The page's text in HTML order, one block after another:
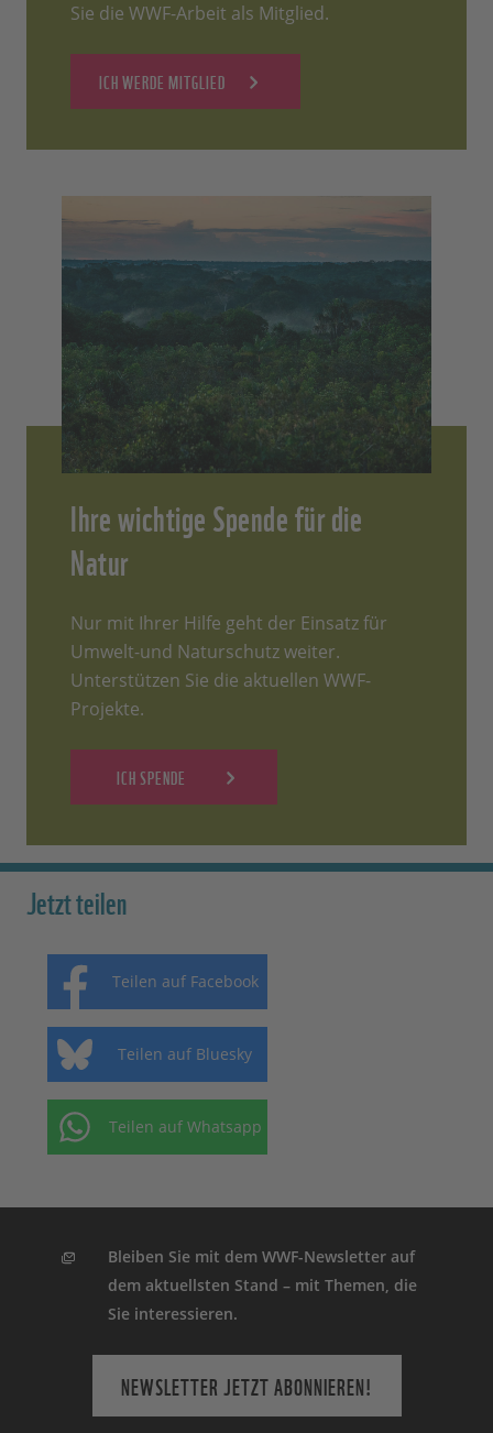
Sie die WWF-Arbeit als Mitglied.
ICH WERDE MITGLIED
Ihre wichtige Spende für die
Natur
Nur mit Ihrer Hilfe geht der Einsatz für
Umwelt-und Naturschutz weiter.
Unterstützen Sie die aktuellen WWF-
Projekte.
ICH SPENDE
Jetzt teilen
Teilen auf Facebook
Teilen auf Bluesky
Teilen auf Whatsapp
Bleiben Sie mit dem WWF-Newsletter auf
dem aktuellsten Stand – mit Themen, die
Sie interessieren.
NEWSLETTER JETZT ABONNIEREN!